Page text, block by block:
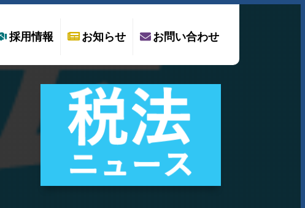
採用情報 お知らせ お問い合わせ